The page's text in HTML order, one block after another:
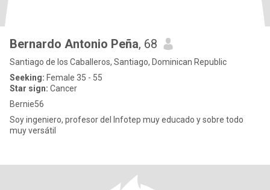
Bernardo Antonio Peña, 68
Santiago de los Caballeros, Santiago, Dominican Republic
Seeking: Female 35 - 55
Star sign: Cancer
Bernie56
Soy ingeniero, profesor del Infotep muy educado y sobre todo
muy versátil